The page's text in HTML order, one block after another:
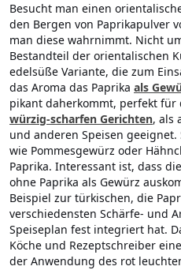
Besucht man einen
den Bergen von Paprikapulver
man diese wahrnimmt. Nicht
Bestandteil der orientalischen
edelsüße Variante, die zum
das Aroma das Paprika als
pikant daherkommt, perfekt für
würzig-scharfen Gerichten, als
und anderen Speisen
wie Pommesgewürz oder
Paprika. Interessant ist, dass
ohne Paprika als Gewürz
Beispiel zur türkischen, die
verschiedensten Schärfe- und
Speiseplan fest integriert hat.
Köche und Rezeptschreiber
der Anwendung des rot